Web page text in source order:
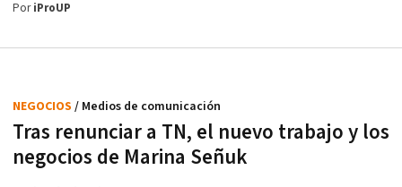
PoriProUP
Tras renunciar a TN, el nuevo trabajo y los
negocios de Marina Señuk
NEGOCIOS / Medios de comunicación